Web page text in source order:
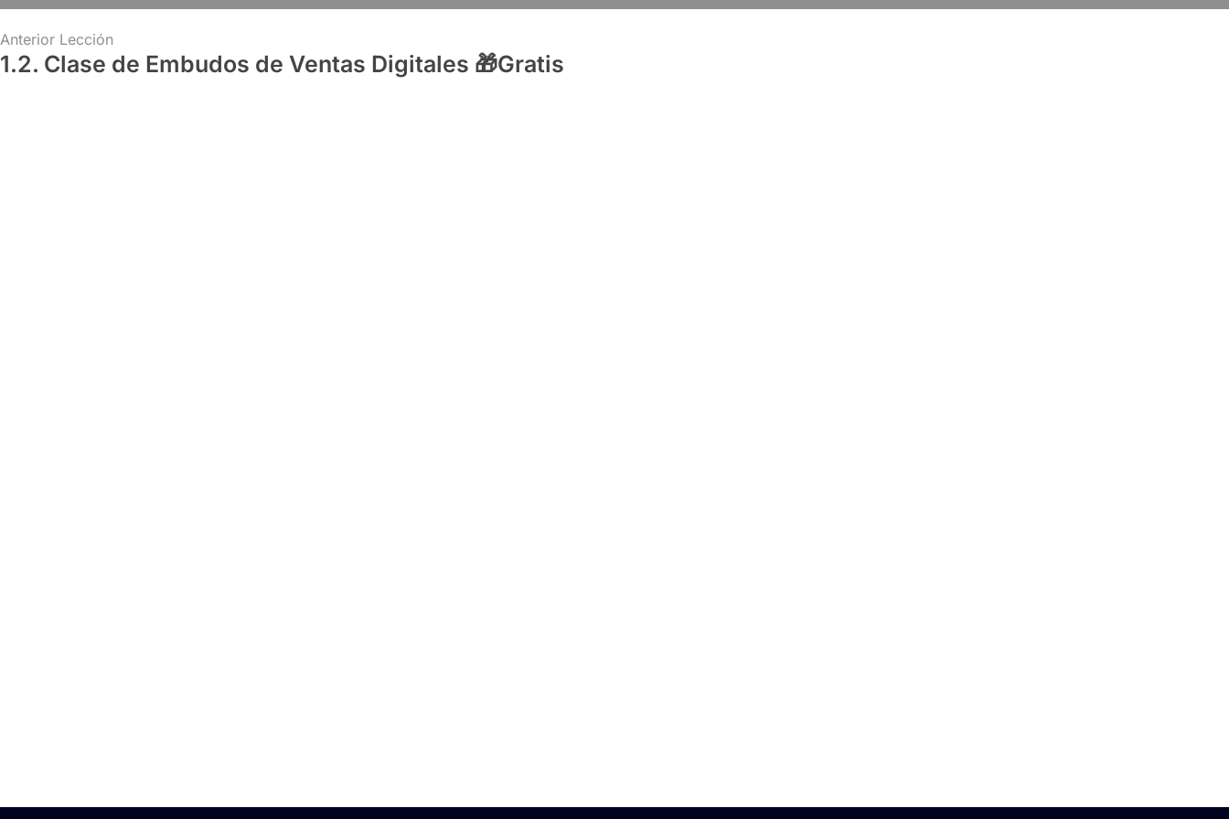
Anterior Lección
1.2. Clase de Embudos de Ventas Digitales 🎁Gratis
…………………………………………………………………………………………………………………………………………………………………………………………………………